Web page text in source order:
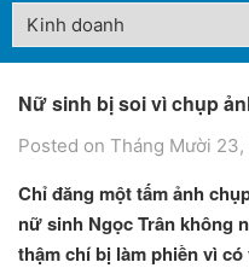
Nữ sinh bị soi vì chụp
Posted on Tháng Mười 23,
Chỉ đăng một tấm ảnh
nữ sinh Ngọc Trân không
thậm chí bị làm phiền vì